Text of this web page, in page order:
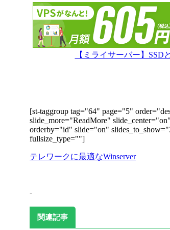
【ミライサーバー】
[st-taggroup tag="64" page="5"
slide_more="ReadMore"
orderby="id" slide="on"
fullsize_type=""]
テレワークに最適なWinserver
-
関連記事